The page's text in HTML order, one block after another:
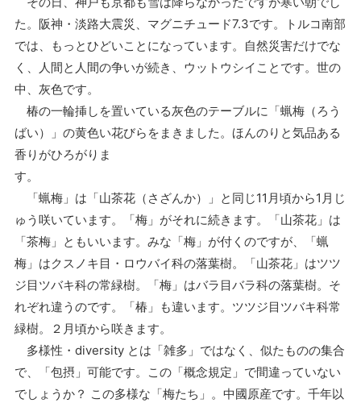
た。阪神・淡路大震災、マグニチュード7.3です。トルコ南部
では、もっとひどいことになっています。自然災害だけでな
く、人間と人間の争いが続き、ウットウシイことです。世の
中、灰色です。
椿の一輪挿しを置いている灰色のテーブルに「蝋梅（ろう
ばい）」の黄色い花びらをまきました。ほんのりと気品ある
香りがひろがりま
す。
「蝋梅」は「山茶花（さざんか）」と同じ11月頃から1月じ
ゅう咲いています。「梅」がそれに続きます。「山茶花」は
「茶梅」ともいいます。みな「梅」が付くのですが、「蝋
梅」はクスノキ目・ロウバイ科の落葉樹。「山茶花」はツツ
ジ目ツバキ科の常緑樹。「梅」はバラ目バラ科の落葉樹。そ
れぞれ違うのです。「椿」も違います。ツツジ目ツバキ科常
緑樹。２月頃から咲きます。
多様性・diversity とは「雑多」ではなく、似たものの集合
で、「包摂」可能です。この「概念規定」で間違っていない
でしょうか？ この多様な「梅たち」。中國原産です。千年以